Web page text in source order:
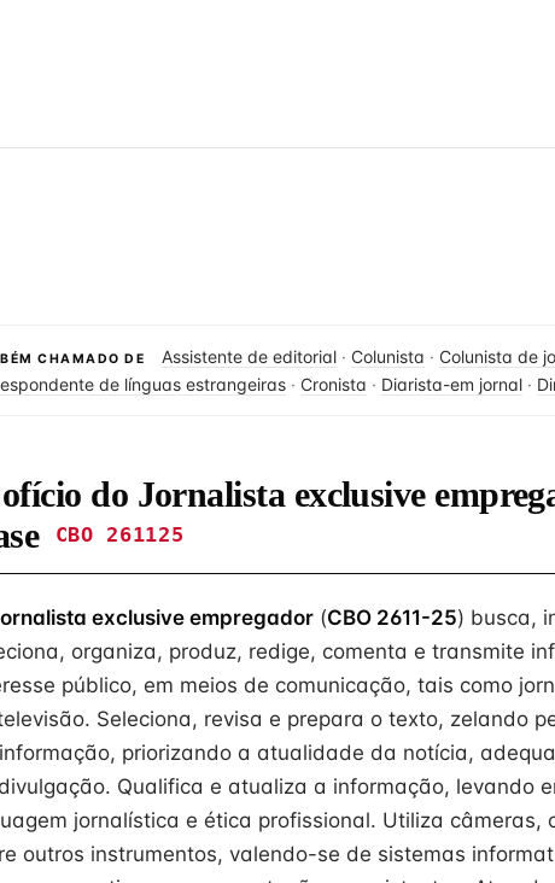
CHAMADO DE Assistente de editorial · Colunista · Colunista de
de línguas estrangeiras · Cronista · Diarista-em jornal ·
do Jornalista exclusive
CBO 261125
exclusive empregador (CBO 2611-25) busca,
organiza, produz, redige, comenta e transmite
público, em meios de comunicação, tais como
Seleciona, revisa e prepara o texto, zelando
priorizando a atualidade da notícia,
Qualifica e atualiza a informação, levando
jornalística e ética profissional. Utiliza câmeras,
outros instrumentos, valendo-se de sistemas